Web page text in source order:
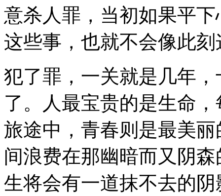
意杀人罪，当初如果平
这些事，也就不会像此刻
犯了罪，一关就是几年
了。人最宝贵的是生命
旅途中，青春则是最美
间浪费在那幽暗而又阴
生将会有一道抹不去的